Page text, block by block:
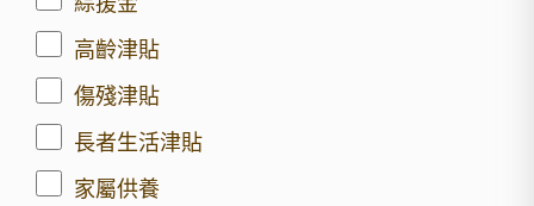
高齡津貼
傷殘津貼
長者生活津貼
家屬供養